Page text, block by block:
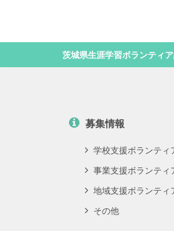
茨城県生涯学習ボランティ
募集情報
学校支援ボランティ
事業支援ボランティ
地域支援ボランティ
その他